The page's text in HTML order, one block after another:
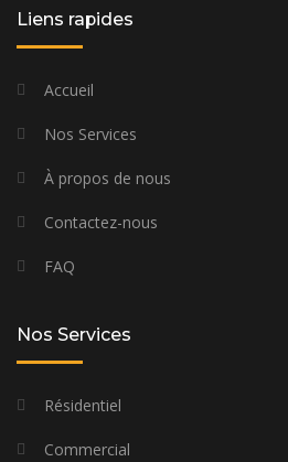
Liens rapides
Accueil
Nos Services
À propos de nous
Contactez-nous
FAQ
Nos Services
Résidentiel
Commercial